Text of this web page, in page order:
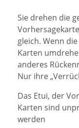
Sie drehen die
gleich. Wenn
Karten
anderes
Nur ihre
Das Etui, der
Karten sind
werden